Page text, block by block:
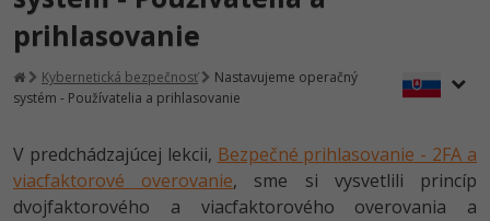
Kurzy programovania
Ako začať?
C# .NET -80%
Kurzy e-commerce
Marketing -30%
prihlasovanie
Kybernetická bezpečnosť
Nastavujeme operačný
systém - Používatelia a prihlasovanie
V predchádzajúcej lekcii, Bezpečné prihlasovanie - 2FA a
viacfaktorové overovanie, sme si vysvetlili princíp
dvojfaktorového a viacfaktorového overovania a